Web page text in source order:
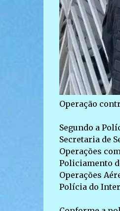
Operação
Segundo a
Secretaria de
Operações
Policiamento
Operações
Polícia do